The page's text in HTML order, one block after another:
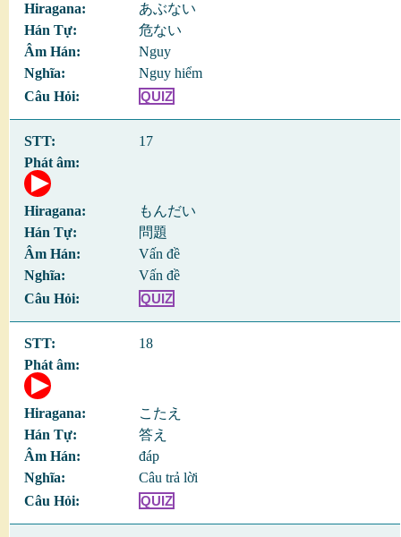
あぶない
危ない
Nguy
Nguy hiểm
QUIZ
17
もんだい
問題
Vấn đề
Vấn đề
QUIZ
18
こたえ
答え
đáp
Câu trả lời
QUIZ